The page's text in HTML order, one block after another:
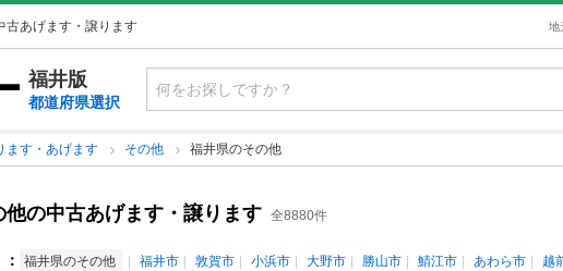
古あげます・譲ります 地
福井版
都道府県選択
ます・あげます その他 福井県のその他
他の中古あげます・譲ります 全8880件
： 福井県のその他 福井市 敦賀市 小浜市 大野市 勝山市 鯖江市 あわら市 越